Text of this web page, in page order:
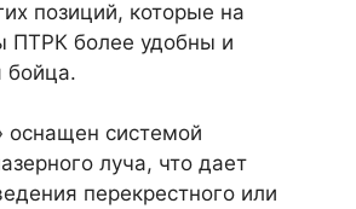
позиций, которые на
ПТРК более удобны и
бойца.
оснащен системой
луча, что дает
перекрестного или